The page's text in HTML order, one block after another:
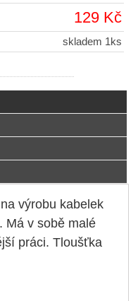
129 Kč
skladem 1ks
výrobu kabelek
Má v sobě malé
práci. Tloušťka